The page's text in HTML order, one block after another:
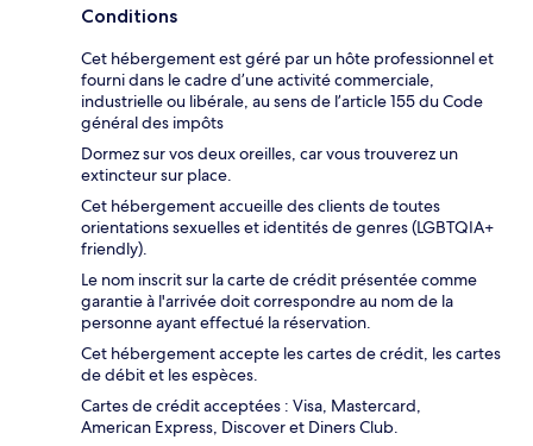
Conditions
Cet hébergement est géré par un hôte professionnel et
fourni dans le cadre d’une activité commerciale,
industrielle ou libérale, au sens de l’article 155 du Code
général des impôts
Dormez sur vos deux oreilles, car vous trouverez un
extincteur sur place.
Cet hébergement accueille des clients de toutes
orientations sexuelles et identités de genres (LGBTQIA+
friendly).
Le nom inscrit sur la carte de crédit présentée comme
garantie à l'arrivée doit correspondre au nom de la
personne ayant effectué la réservation.
Cet hébergement accepte les cartes de crédit, les cartes
de débit et les espèces.
Cartes de crédit acceptées : Visa, Mastercard,
American Express, Discover et Diners Club.